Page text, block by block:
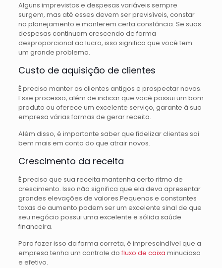
Alguns imprevistos e despesas variáveis sempre
surgem, mas até esses devem ser previsíveis, constar
no planejamento e manterem certa constância. Se suas
despesas continuam crescendo de forma
desproporcional ao lucro, isso significa que você tem
um grande problema.
Custo de aquisição de clientes
É preciso manter os clientes antigos e prospectar novos.
Esse processo, além de indicar que você possui um bom
produto ou oferece um excelente serviço, garante à sua
empresa várias formas de gerar receita.
Além disso, é importante saber que fidelizar clientes sai
bem mais em conta do que atrair novos.
Crescimento da receita
É preciso que sua receita mantenha certo ritmo de
crescimento. Isso não significa que ela deva apresentar
grandes elevações de valores.Pequenas e constantes
taxas de aumento podem ser um excelente sinal de que
seu negócio possui uma excelente e sólida saúde
financeira.
Para fazer isso da forma correta, é imprescindível que a
empresa tenha um controle do fluxo de caixa minucioso
e efetivo.